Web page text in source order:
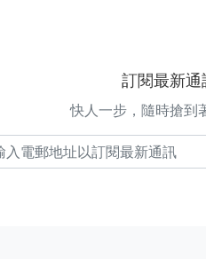
訂閱最新通
快人一步，隨時搶到
電郵